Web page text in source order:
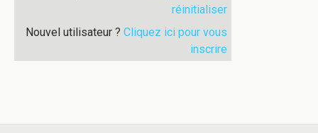
réinitialiser
Nouvel utilisateur ? Cliquez ici pour vous
inscrire